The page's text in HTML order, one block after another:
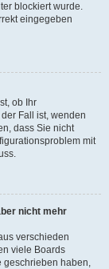
blockiert wurde.
eingegeben
ob Ihr
Fall ist, wenden
dass Sie nicht
mit
nicht mehr
verschieden
viele Boards
geschrieben haben,